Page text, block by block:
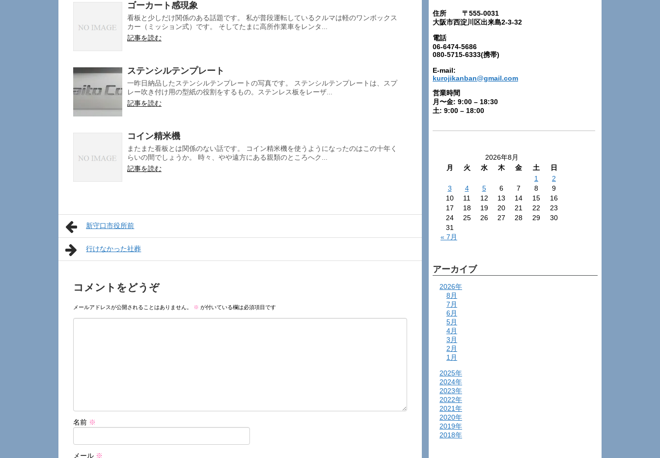
ゴーカート感現象
看板と少しだけ関係のある話題です。 私が普段運転しているクルマは軽のワンボックス
カー（ミッション式）です。 そしてたまに高所作業車をレンタ...
記事を読む
ステンシルテンプレート
一昨日納品したステンシルテンプレートの写真です。 ステンシルテンプレートは、スプ
レー吹き付け用の型紙の役割をするもの。ステンレス板をレーザ...
記事を読む
コイン精米機
またまた看板とは関係のない話です。 コイン精米機を使うようになったのはこの十年く
らいの間でしょうか。 時々、やや遠方にある親類のところへク...
記事を読む
新守口市役所前
行けなかった社葬
コメントをどうぞ
メールアドレスが公開されることはありません。 ※ が付いている欄は必須項目です
名前 ※
メール ※
住所 〒555-0031
大阪市西淀川区出来島2-3-32
電話
06-6474-5686
080-5715-6333(携帯)
E-mail:
kurojikanban@gmail.com
営業時間
月〜金: 9:00 – 18:30
土: 9:00 – 18:00
2026年8月
月
火 水 木 金 土
日
1
2
3
4 5 6 7 8
9
10
11 12 13 14 15
16
17
18 19 20 21 22
23
24
25 26 27 28 29
30
31
« 7月
アーカイブ
2026年
8月
7月
6月
5月
4月
3月
2月
1月
2025年
2024年
2023年
2022年
2021年
2020年
2019年
2018年